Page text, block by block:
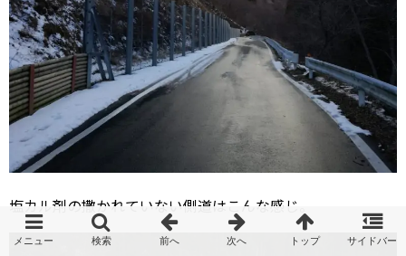
塩カル剤の撒かれていない側道はこんな感じ。